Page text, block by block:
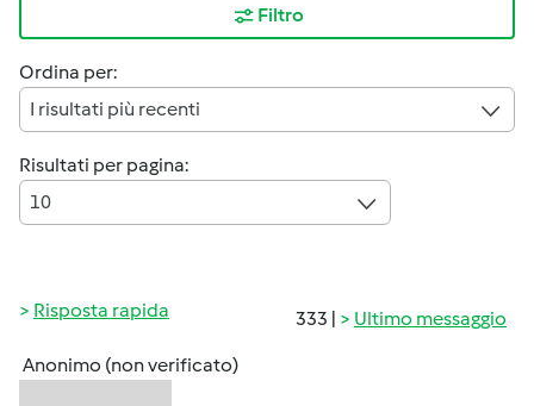
Filtro
Ordina per:
I risultati più recenti
Risultati per pagina:
10
333 | Ultimo messaggio
Risposta rapida
Anonimo (non verificato)